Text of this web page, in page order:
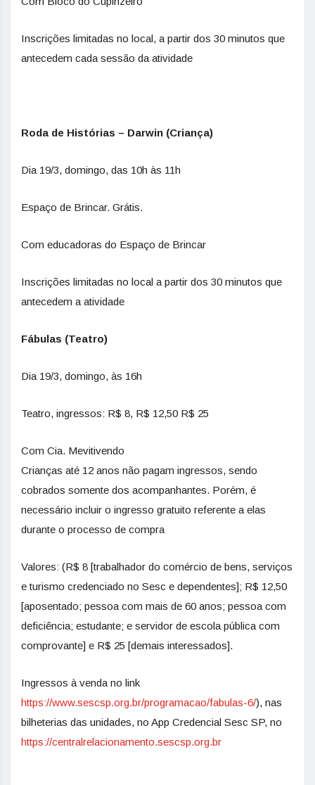
Inscrições limitadas no local, a partir dos 30 minutos que
antecedem cada sessão da atividade
Roda de Histórias – Darwin (Criança)
Dia 19/3, domingo, das 10h às 11h
Espaço de Brincar. Grátis.
Com educadoras do Espaço de Brincar
Inscrições limitadas no local a partir dos 30 minutos que
antecedem a atividade
Fábulas (Teatro)
Dia 19/3, domingo, às 16h
Teatro, ingressos: R$ 8, R$ 12,50 R$ 25
Com Cia. Mevitivendo
Crianças até 12 anos não pagam ingressos, sendo
cobrados somente dos acompanhantes. Porém, é
necessário incluir o ingresso gratuito referente a elas
durante o processo de compra
Valores: (R$ 8 [trabalhador do comércio de bens, serviços
e turismo credenciado no Sesc e dependentes]; R$ 12,50
[aposentado; pessoa com mais de 60 anos; pessoa com
deficiência; estudante; e servidor de escola pública com
comprovante] e R$ 25 [demais interessados].
Ingressos à venda no link
https://www.sescsp.org.br/programacao/fabulas-6/), nas
bilheterias das unidades, no App Credencial Sesc SP, no
https://centralrelacionamento.sescsp.org.br